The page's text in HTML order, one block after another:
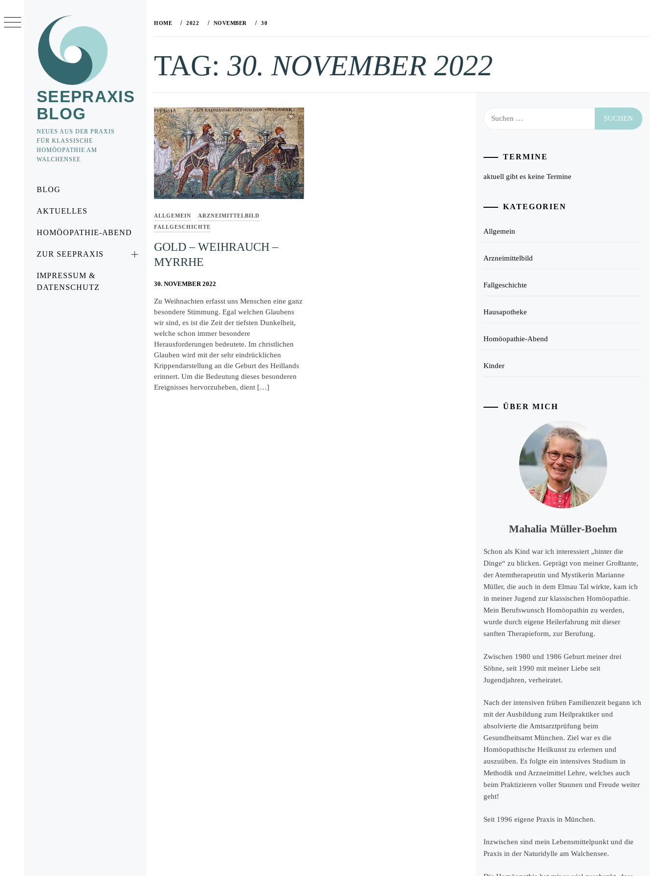
SEEPRAXIS
BLOG
NEUES AUS DER PRAXIS
FÜR KLASSISCHE
HOMÖOPATHIE AM
WALCHENSEE
BLOG
AKTUELLES
HOMÖOPATHIE-ABEND
ZUR SEEPRAXIS
IMPRESSUM &
DATENSCHUTZ
to
content
HOME 2022 NOVEMBER 30
TAG: 30. NOVEMBER 2022
ALLGEMEIN
ARZNEIMITTELBILD
FALLGESCHICHTE
GOLD – WEIHRAUCH –
MYRRHE
30. NOVEMBER 2022
Zu Weihnachten erfasst uns Menschen eine ganz
besondere Stimmung. Egal welchen Glaubens
wir sind, es ist die Zeit der tiefsten Dunkelheit,
welche schon immer besondere
Herausforderungen bedeutete. Im christlichen
Glauben wird mit der sehr eindrücklichen
Krippendarstellung an die Geburt des Heillands
erinnert. Um die Bedeutung dieses besonderen
Ereignisses hervorzuheben, dient […]
TERMINE
aktuell gibt es keine Termine
KATEGORIEN
Allgemein
Arzneimittelbild
Fallgeschichte
Hausapotheke
Homöopathie-Abend
Kinder
ÜBER MICH
Mahalia Müller-Boehm
Schon als Kind war ich interessiert „hinter die
Dinge“ zu blicken. Geprägt von meiner Großtante,
der Atemtherapeutin und Mystikerin Marianne
Müller, die auch in dem Elmau Tal wirkte, kam ich
in meiner Jugend zur klassischen Homöopathie.
Mein Berufswunsch Homöopathin zu werden,
wurde durch eigene Heilerfahrung mit dieser
sanften Therapieform, zur Berufung.
Zwischen 1980 und 1986 Geburt meiner drei
Söhne, seit 1990 mit meiner Liebe seit
Jugendjahren, verheiratet.
Nach der intensiven frühen Familienzeit begann ich
mit der Ausbildung zum Heilpraktiker und
absolvierte die Amtsarztprüfung beim
Gesundheitsamt München. Ziel war es die
Homöopathische Heilkunst zu erlernen und
auszuüben. Es folgte ein intensives Studium in
Methodik und Arzneimittel Lehre, welches auch
beim Praktizieren voller Staunen und Freude weiter
geht!
Seit 1996 eigene Praxis in München.
Inzwischen sind mein Lebensmittelpunkt und die
Praxis in der Naturidylle am Walchensee.